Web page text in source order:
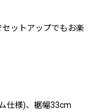
ットアップでもお楽
仕様)、裾幅33cm